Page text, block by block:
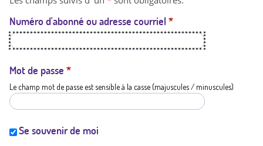
t
a
t
i
Numéro d'abonné ou adresse courriel *
Mot de passe *
Le champ mot de passe est sensible à la casse (majuscules / minuscules)
Se souvenir de moi